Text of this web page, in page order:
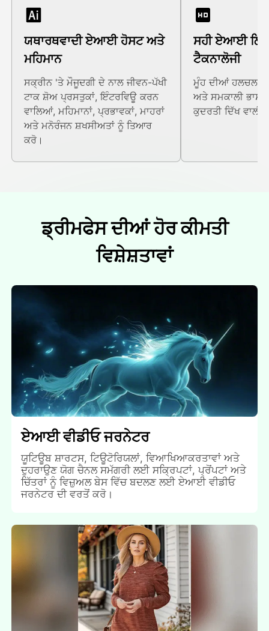
ਯਥਾਰਥਵਾਦੀ ਏਆਈ ਹੋਸਟ ਅਤੇ
ਮਹਿਮਾਨ
ਸਕ੍ਰੀਨ 'ਤੇ ਮੌਜੂਦਗੀ ਦੇ ਨਾਲ ਜੀਵਨ-ਪੱਖੀ
ਟਾਕ ਸ਼ੋਅ ਪ੍ਰਸਤੁਕਾਂ, ਇੰਟਰਵਿਊ ਕਰਨ
ਵਾਲਿਆਂ, ਮਹਿਮਾਨਾਂ, ਪ੍ਰਭਾਵਕਾਂ, ਮਾਹਰਾਂ
ਅਤੇ ਮਨੋਰੰਜਨ ਸ਼ਖਸੀਅਤਾਂ ਨੂੰ ਤਿਆਰ
ਕਰੋ।
ਸਹੀ ਏਆਈ
ਟੈਕਨਾਲੋਜੀ
ਮੂੰਹ ਦੀਆਂ ਹਲਚਲਾਂ,
ਅਤੇ ਸਮਕਾਲੀ
ਕੁਦਰਤੀ ਦਿੱਖ
ਡ੍ਰੀਮਫੇਸ ਦੀਆਂ ਹੋਰ ਕੀਮਤੀ
ਵਿਸ਼ੇਸ਼ਤਾਵਾਂ
ਏਆਈ ਵੀਡੀਓ ਜਰਨੇਟਰ
ਯੂਟਿਊਬ ਸ਼ਾਰਟਸ, ਟਿਊਟੋਰਿਯਲਾਂ, ਵਿਆਖਿਆਕਰਤਾਵਾਂ ਅਤੇ
ਦੁਹਰਾਉਣ ਯੋਗ ਚੈਨਲ ਸਮੱਗਰੀ ਲਈ ਸਕ੍ਰਿਪਟਾਂ, ਪ੍ਰੋਂਪਟਾਂ ਅਤੇ
ਚਿੱਤਰਾਂ ਨੂੰ ਵਿਜ਼ੁਅਲ ਬੇਸ ਵਿੱਚ ਬਦਲਣ ਲਈ ਏਆਈ ਵੀਡੀਓ
ਜਰਨੇਟਰ ਦੀ ਵਰਤੋਂ ਕਰੋ।